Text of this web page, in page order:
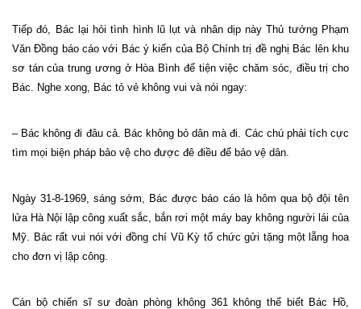
Tiếp đó, Bác lại hỏi tình hình lũ lụt và nhân dịp này Thủ tướng Phạm
Văn Đồng báo cáo với Bác ý kiến của Bộ Chính trị đề nghị Bác lên khu
sơ tán của trung ương ở Hòa Bình để tiện việc chăm sóc, điều trị cho
Bác. Nghe xong, Bác tỏ vẻ không vui và nói ngay:
– Bác không đi đâu cả. Bác không bỏ dân mà đi. Các chú phải tích cực
tìm mọi biện pháp bảo vệ cho được đê điều để bảo vệ dân.
Ngày 31-8-1969, sáng sớm, Bác được báo cáo là hôm qua bộ đội tên
lửa Hà Nội lập công xuất sắc, bắn rơi một máy bay không người lái của
Mỹ. Bác rất vui nói với đồng chí Vũ Kỳ tổ chức gửi tặng một lẵng hoa
cho đơn vị lập công.
Cán bộ chiến sĩ sư đoàn phòng không 361 không thể biết Bác Hồ,